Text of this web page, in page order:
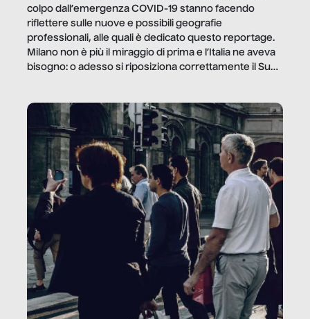
colpo dall’emergenza COVID-19 stanno facendo
riflettere sulle nuove e possibili geografie
professionali, alle quali è dedicato questo reportage.
Milano non è più il miraggio di prima e l’Italia ne aveva
bisogno: o adesso si riposiziona correttamente il Sud